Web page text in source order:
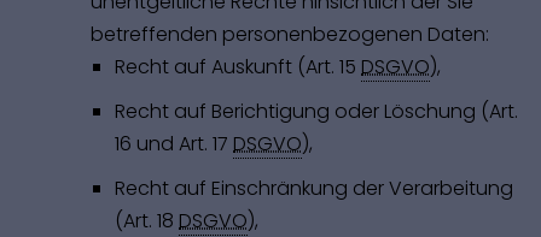
betreffenden personenbezogenen Daten:
Recht auf Auskunft (Art. 15 DSGVO),
Recht auf Berichtigung oder Löschung (Art.
16 und Art. 17 DSGVO),
Recht auf Einschränkung der Verarbeitung
(Art. 18 DSGVO),